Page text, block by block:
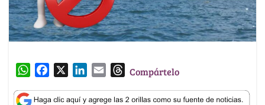
W
a
c
n
a
T
r
Compártelo